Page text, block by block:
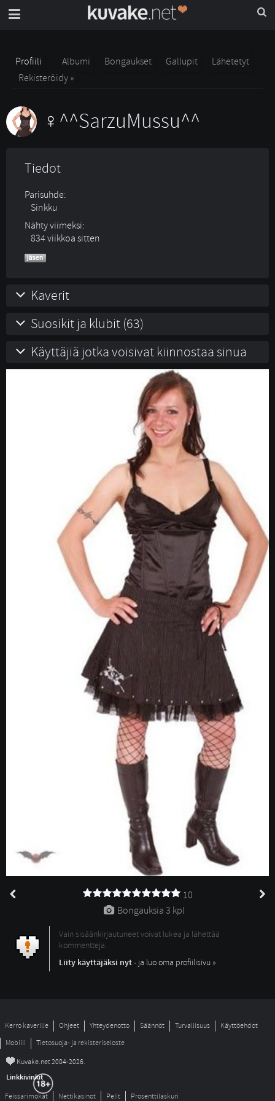
Profiili Albumi Bongaukset Gallupit
Lähetetyt
Rekisteröidy »
^^SarzuMussu^^
Tiedot
Parisuhde:
Sinkku
Nähty viimeksi:
834 viikkoa sitten
Kaverit
Suosikit ja klubit (63)
Käyttäjiä jotka voisivat kiinnostaa sinua
10
Bongauksia 3 kpl
Vain sisäänkirjautuneet voivat lukea ja lähettää
kommentteja.
Liity käyttäjäksi nyt- ja luo oma profiilisivu »
Kerro kaverille Ohjeet Yhteydenotto Säännöt Turvallisuus
Käyttöehdot
Mobiili
Tietosuoja- ja rekisteriseloste
© Kuvake.net 2004-2026.
Linkkivinkit
Feissarimokat Nettikasinot Pelit Prosenttilaskuri